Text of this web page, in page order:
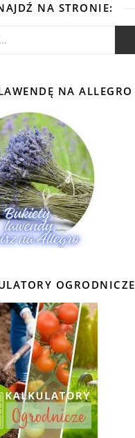
NA STRONIE:
NA ALLEGRO
OGRODNICZE